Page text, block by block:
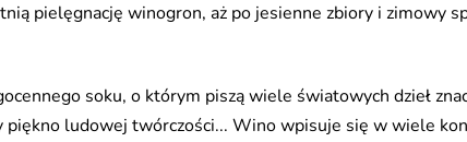
pielęgnację winogron, aż po jesienne zbiory i zimowy
soku, o którym piszą wiele światowych dzieł
ludowej twórczości... Wino wpisuje się w wiele